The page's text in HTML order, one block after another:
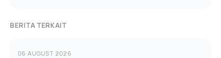
BERITA TERKAIT
06 AUGUST 2026